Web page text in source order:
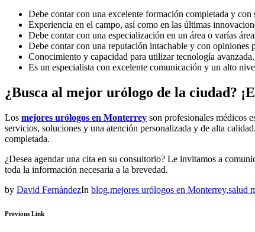
Debe contar con una excelente formación completada y con
Experiencia en el campo, así como en las últimas
Debe contar con una especialización en un área o varías
Debe contar con una reputación intachable y con opiniones
Conocimiento y capacidad para utilizar tecnología avanzada.
Es un especialista con excelente comunicación y un alto
¿Busca al mejor urólogo de la ciudad?
Los mejores urólogos en Monterrey son profesionales médicos
servicios, soluciones y una atención personalizada y de alta
completada.
¿Desea agendar una cita en su consultorio? Le invitamos a
toda la información necesaria a la brevedad.
by David FernándezIn blog,mejores urólogos en Monterrey,salud
Previous Link